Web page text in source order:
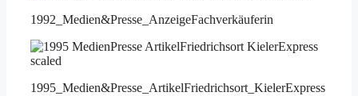
1992_Medien&Presse_AnzeigeFachverkäuferin
1995_Medien&Presse_ArtikelFriedrichsort_KielerExpress